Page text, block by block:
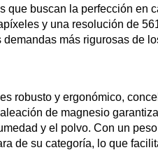
que buscan la perfección en
y una resolución de
más rigurosas de
robusto y ergonómico,
de magnesio
y el polvo. Con un
de su categoría, lo que